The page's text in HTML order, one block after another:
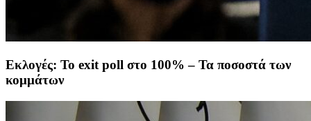
Εκλογές: To exit poll στο 100% – Τα ποσοστά των
κομμάτων